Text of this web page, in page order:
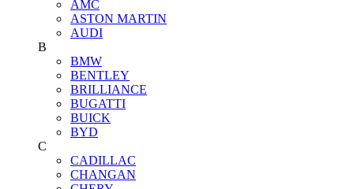
AMC
ASTON MARTIN
AUDI
B
BMW
BENTLEY
BRILLIANCE
BUGATTI
BUICK
BYD
C
CADILLAC
CHANGAN